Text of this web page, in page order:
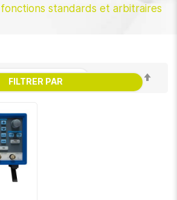
standards et arbitraires
FILTRER PAR